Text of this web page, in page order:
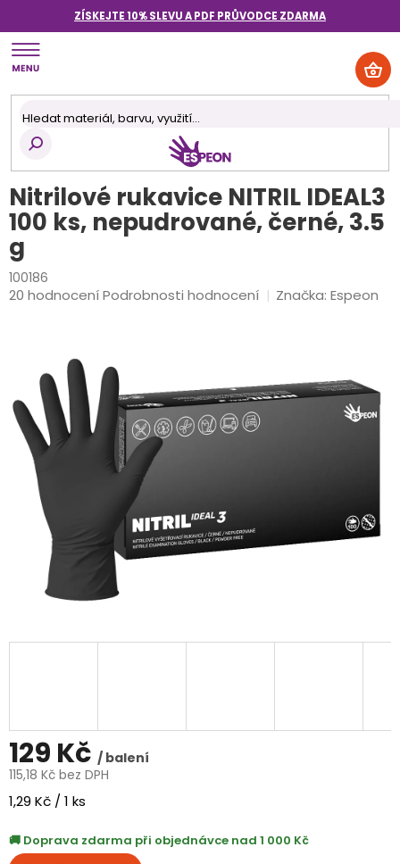
obsah
ZÍSKEJTE 10% SLEVU A PDF PRŮVODCE ZDARMA
Nitrilové rukavice NITRIL IDEAL3
100 ks, nepudrované, černé, 3.5
g
100186
Průměrné
5
hvězdiček.
20 hodnoceníPodrobnosti hodnocení Značka:Espeon
129 Kč / balení
115,18 Kč bez DPH
Měrná
1,29 Kč / 1 ks
Doprava zdarma při objednávce nad 1 000 Kč